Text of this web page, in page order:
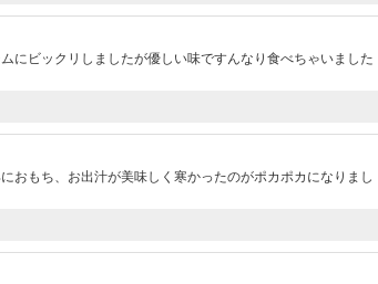
にビックリしましたが優しい味ですんなり食べちゃいました
おもち、お出汁が美味しく寒かったのがポカポカになりまし